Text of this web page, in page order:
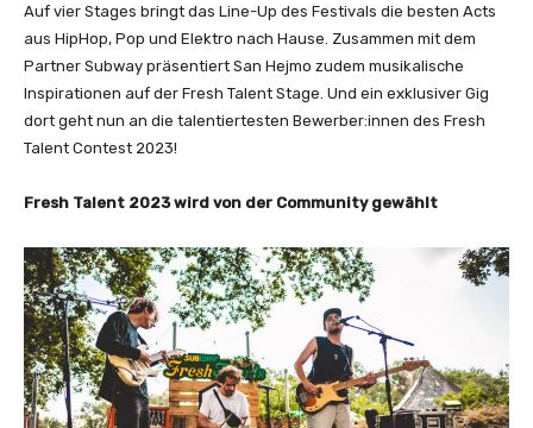
Auf vier Stages bringt das Line-Up des Festivals die besten Acts
aus HipHop, Pop und Elektro nach Hause. Zusammen mit dem
Partner Subway präsentiert San Hejmo zudem musikalische
Inspirationen auf der Fresh Talent Stage. Und ein exklusiver Gig
dort geht nun an die talentiertesten Bewerber:innen des Fresh
Talent Contest 2023!
Fresh Talent 2023 wird von der Community gewählt